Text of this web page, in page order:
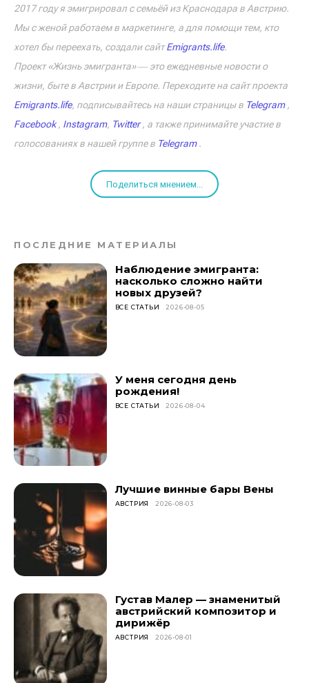
2017 году я эмигрировал с семьёй из Краснодара в Австрию.
Мы с женой работаем в маркетинге, а для помощи тем, кто
хотел бы переехать, создали сайтEmigrants.life.
Проект «Жизнь эмигранта» ― это ежедневные новости о
жизни, быте в Австрии и Европе. Переходите на сайт проекта
Emigrants.life, подписывайтесь на наши страницы в Telegram,
Facebook, Instagram, Twitter, а также принимайте участие в
голосованиях в нашей группе в Telegram.
Поделиться мнением...
ПОСЛЕДНИЕ МАТЕРИАЛЫ
Наблюдение эмигранта:
насколько сложно найти
новых друзей?
ВСЕ СТАТЬИ 2026-08-05
У меня сегодня день
рождения!
ВСЕ СТАТЬИ 2026-08-04
Лучшие винные бары Вены
АВСТРИЯ 2026-08-03
Густав Малер — знаменитый
австрийский композитор и
дирижёр
АВСТРИЯ 2026-08-01